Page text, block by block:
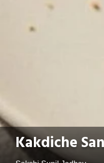
Kakdiche